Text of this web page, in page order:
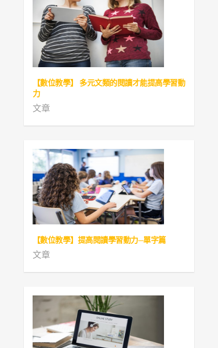
【數位教學】 多元文類的閱讀才能提高學習動
力
文章
【數位教學】提高閱讀學習動力─單字篇
文章